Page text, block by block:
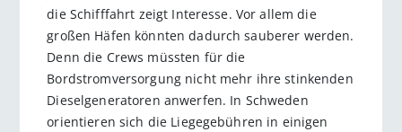
die Schifffahrt zeigt Interesse. Vor allem die
großen Häfen könnten dadurch sauberer werden.
Denn die Crews müssten für die
Bordstromversorgung nicht mehr ihre stinkenden
Dieselgeneratoren anwerfen. In Schweden
orientieren sich die Liegegebühren in einigen